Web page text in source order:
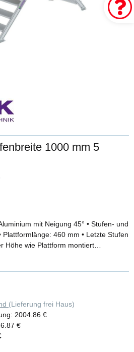
1000 mm 5
mit Neigung 45° • Stufen- und
460 mm • Letzte Stufen
Höhe wie Plattform montiert
Stufen- und Plattformausführung
(Höhe: 1.100 mm)
optional (bei Wandabstand >120
3 erforderlich) • Untere Holmenden
Bodenbefestigung • Einfache Montage
Baugruppen inklusive
Belastung: 1,5 kN/m2,
(Lieferung frei Haus)
2004.86 €
€